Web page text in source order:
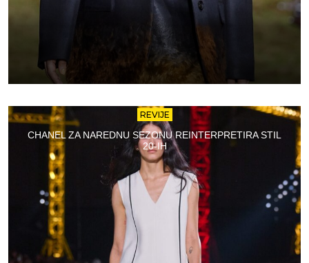
REVIJE
CHANEL ZA NAREDNU SEZONU REINTERPRETIRA STIL
20-IH